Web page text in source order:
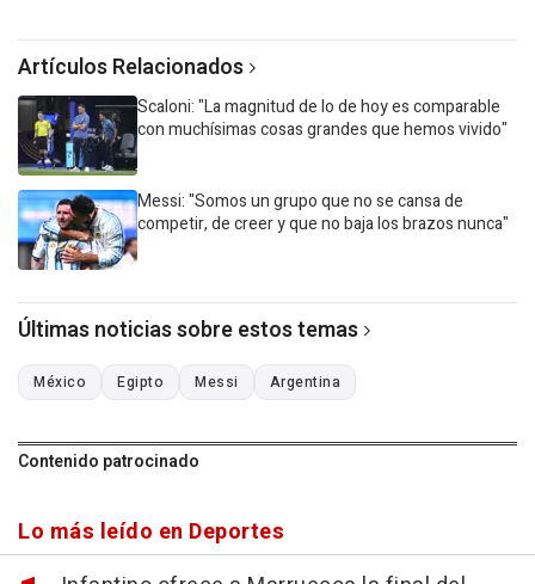
Artículos Relacionados
Scaloni: "La magnitud de lo de hoy es comparable
con muchísimas cosas grandes que hemos vivido"
Messi: "Somos un grupo que no se cansa de
competir, de creer y que no baja los brazos nunca"
Últimas noticias sobre estos temas
México Egipto Messi Argentina
Contenido patrocinado
Lo más leído en Deportes